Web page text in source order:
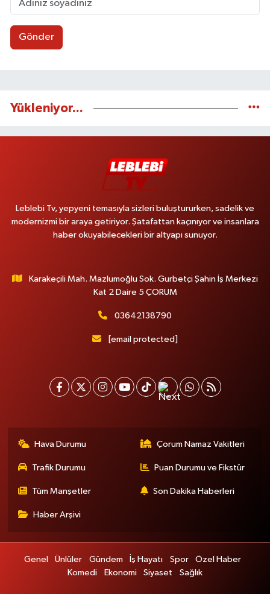
Gönder
Yükleniyor...
Leblebi Tv, yepyeni temasıyla sizleri buluştururken, sadelik ve
modernizmi bir araya getiriyor. Şatafattan kaçınıyor ve insanlara
haber okuyabilecekleri bir altyapı sunuyor.
Karakeçili Mah. Mazlumoğlu Sok. Gurbetçi Şahin İş Merkezi
Kat 2 Daire 5 ÇORUM
03642138790
[email protected]
Hava Durumu Çorum Namaz Vakitleri
Trafik Durumu Puan Durumu ve Fikstür
Tüm Manşetler Son Dakika Haberleri
Haber Arşivi
Genel Ünlüler Gündem İş Hayatı Spor
Özel Haber
Komedi
Ekonomi Siyaset Sağlık